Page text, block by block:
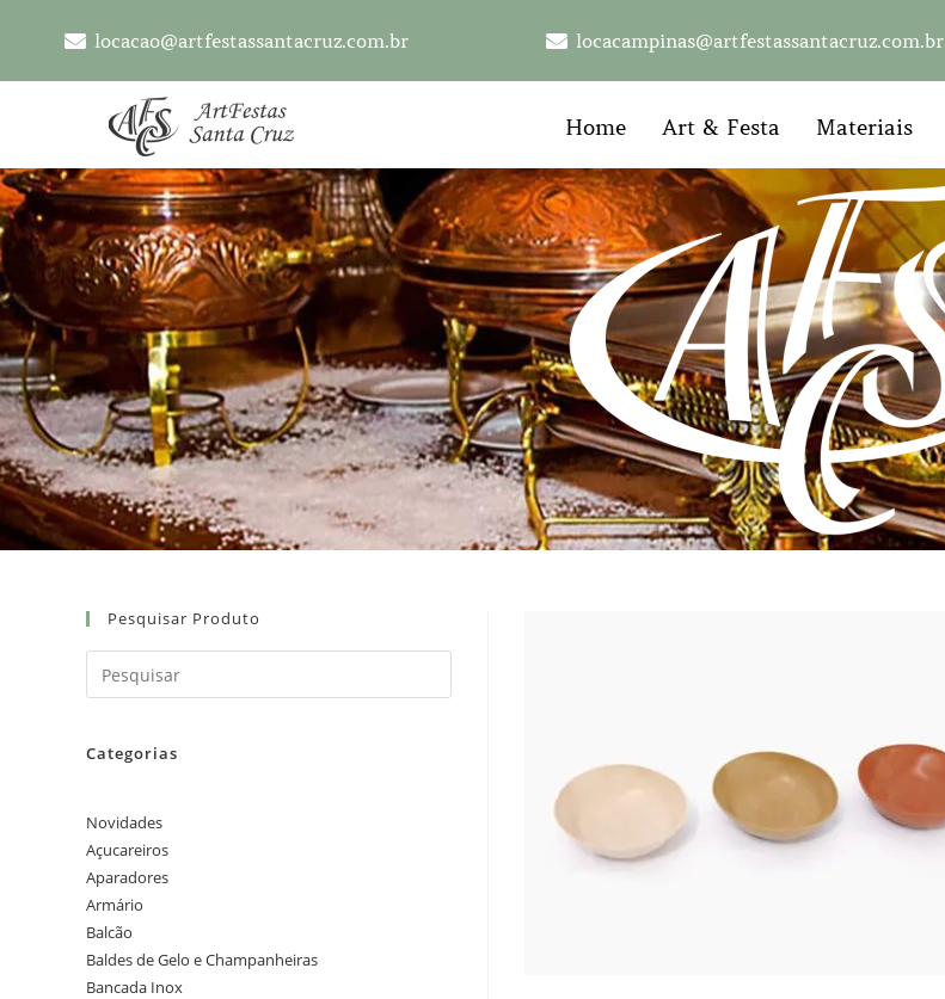
locacao@artfestassantacruz.com.br locacampinas@artfestassantacruz.com.br
Home Art & Festa Materiais
Pesquisar Produto
Categorias
Novidades
Açucareiros
Aparadores
Armário
Balcão
Baldes de Gelo e Champanheiras
Bancada Inox